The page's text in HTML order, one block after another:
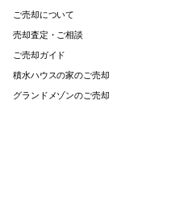
ご売却について
売却査定・ご相談
ご売却ガイド
積水ハウスの家のご売却
グランドメゾンのご売却